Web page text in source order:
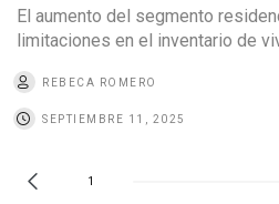
El aumento del segmento
limitaciones en el inventario de
REBECA ROMERO
SEPTIEMBRE 11, 2025
1